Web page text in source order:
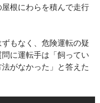
根にわらを積んで走行
もなく、危険運転の疑
に運転手は「飼ってい
がなかった」と答えた